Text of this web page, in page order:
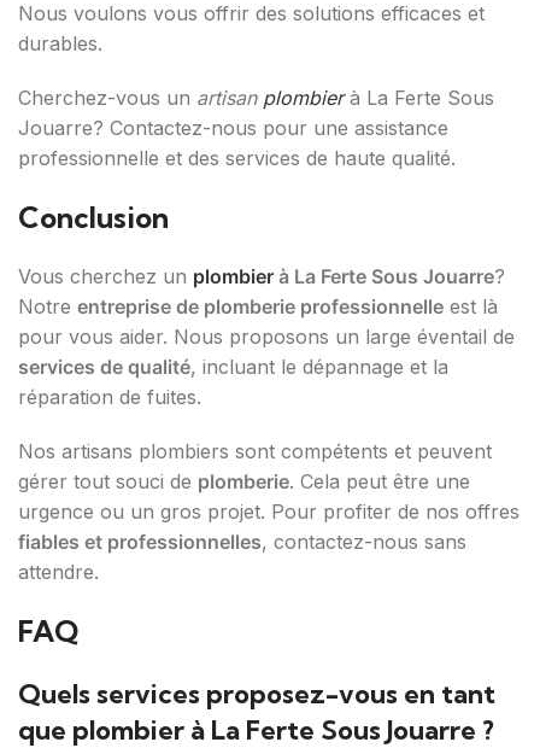
Nous voulons vous offrir des solutions efficaces et
durables.
Cherchez-vous un artisan plombierà La Ferte Sous
Jouarre? Contactez-nous pour une assistance
professionnelle et des services de haute qualité.
Conclusion
Vous cherchez un plombier à La Ferte Sous Jouarre?
Notre entreprise de plomberie professionnelle est là
pour vous aider. Nous proposons un large éventail de
services de qualité, incluant le dépannage et la
réparation de fuites.
Nos artisans plombiers sont compétents et peuvent
gérer tout souci de plomberie. Cela peut être une
urgence ou un gros projet. Pour profiter de nos offres
fiables et professionnelles, contactez-nous sans
attendre.
FAQ
Quels services proposez-vous en tant
que plombier à La Ferte Sous Jouarre ?